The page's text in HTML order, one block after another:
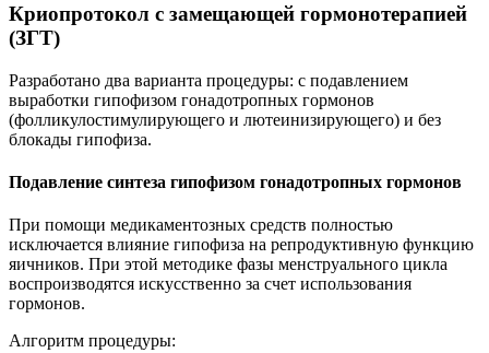
Криопротокол с замещающей гормонотерапией
(ЗГТ)
Разработано два варианта процедуры: с подавлением
выработки гипофизом гонадотропных гормонов
(фолликулостимулирующего и лютеинизирующего) и без
блокады гипофиза.
Подавление синтеза гипофизом гонадотропных гормонов
При помощи медикаментозных средств полностью
исключается влияние гипофиза на репродуктивную функцию
яичников. При этой методике фазы менструального цикла
воспроизводятся искусственно за счет использования
гормонов.
Алгоритм процедуры: